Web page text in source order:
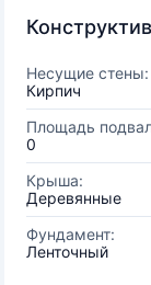
Несущие стены:
Кирпич
Площадь
0
Крыша:
Деревянные
Фундамент:
Ленточный